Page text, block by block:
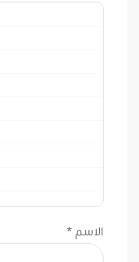
الاسم *